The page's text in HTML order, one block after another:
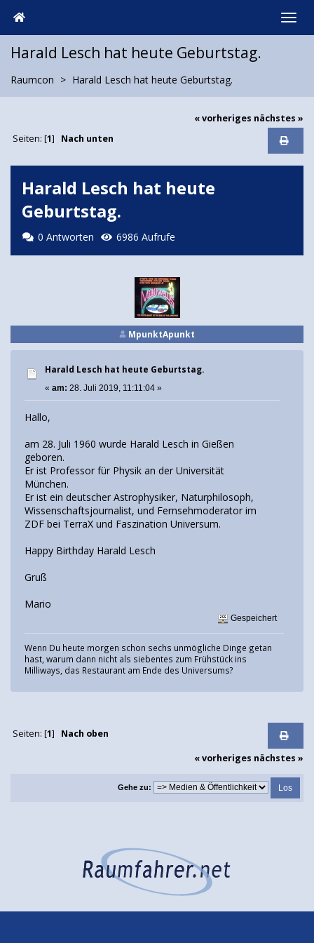
Harald Lesch hat heute Geburtstag.
Raumcon Harald Lesch hat heute Geburtstag.
« vorheriges nächstes »
Seiten: [1] Nach unten
Harald Lesch hat heute
Geburtstag.
0 Antworten 6986 Aufrufe
MpunktApunkt
Harald Lesch hat heute Geburtstag.
« am: 28. Juli 2019, 11:11:04 »
Hallo,
am 28. Juli 1960 wurde Harald Lesch in Gießen
geboren.
Er ist Professor für Physik an der Universität
München.
Er ist ein deutscher Astrophysiker, Naturphilosoph,
Wissenschaftsjournalist, und Fernsehmoderator im
ZDF bei TerraX und Faszination Universum.
Happy Birthday Harald Lesch
Gruß
Mario
Gespeichert
Wenn Du heute morgen schon sechs unmögliche Dinge getan
hast, warum dann nicht als siebentes zum Frühstück ins
Milliways, das Restaurant am Ende des Universums?
Seiten: [1] Nach oben
« vorheriges nächstes »
Gehe zu: